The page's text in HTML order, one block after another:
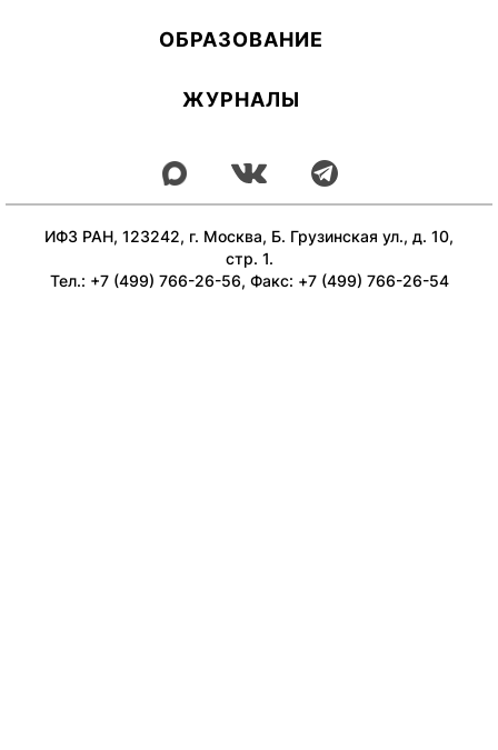
ОБ­РА­ЗОВА­НИЕ
ЖУРНАЛЫ
ИФЗ РАН, 123242, г. Москва, Б. Грузинская ул., д. 10,
стр. 1.
Тел.: +7 (499) 766-26-56, Факс: +7 (499) 766-26-54